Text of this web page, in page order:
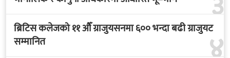
ब्रिटिस कलेजको ११ औँ ग्राजुयसनमा ६०० भन्दा बढी ग्राजुयट
सम्मानित